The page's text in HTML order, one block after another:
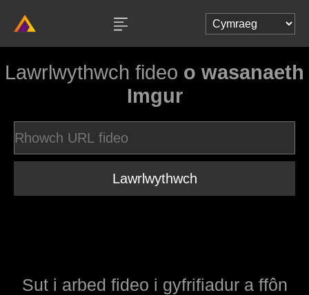
Lawrlwythwch fideo o wasanaeth
Imgur
Lawrlwythwch
Sut i arbed fideo i gyfrifiadur a ffôn